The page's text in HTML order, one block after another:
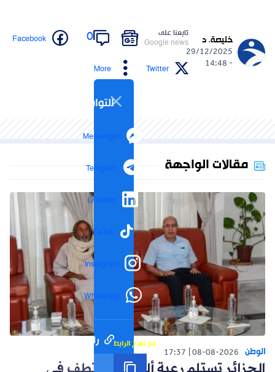
خليصة. د
29/12/2025
- 14:48
تابعنا على
Google news
0
Facebook
Twitter
More
التواصل الاجتماعي
Messenger
Telegram
LinkedIn
TikTok
Instagram
WhatsApp
رابط مختصر تم نسخ الرابط
مقالات الواجهة
الوطن 08-08-2026
17:37